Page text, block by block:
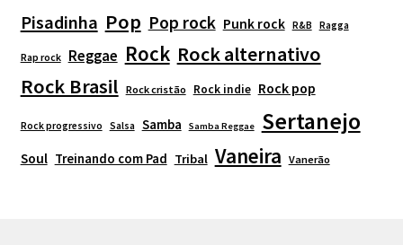
Pisadinha Pop Pop rock Punk rock R&B Ragga
Rap rock Reggae Rock Rock alternativo
Rock Brasil Rock cristão Rock indie Rock pop
Rock progressivo Salsa Samba Samba Reggae Sertanejo
Soul Treinando com Pad Tribal Vaneira Vanerão